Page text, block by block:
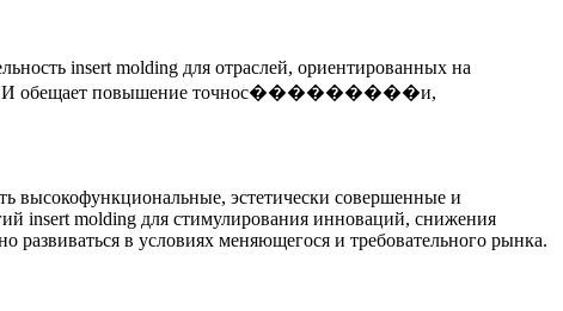
insert molding для отраслей, ориентированных на
ИИ обещает повышение точнос���������и,
высокофункциональные, эстетически совершенные и
insert molding для стимулирования инноваций, снижения
в условиях меняющегося и требовательного рынка.